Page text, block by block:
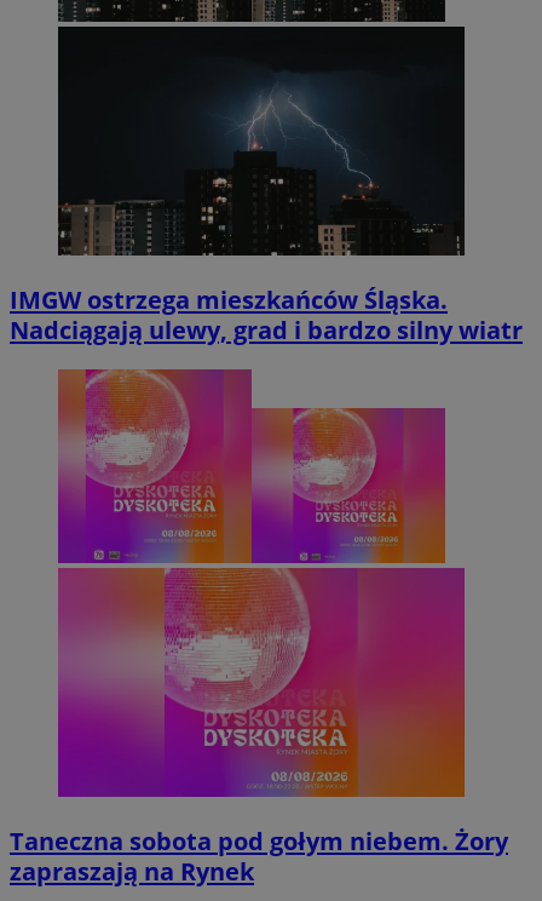
IMGW ostrzega mieszkańców Śląska.
Nadciągają ulewy, grad i bardzo silny wiatr
Taneczna sobota pod gołym niebem. Żory
zapraszają na Rynek